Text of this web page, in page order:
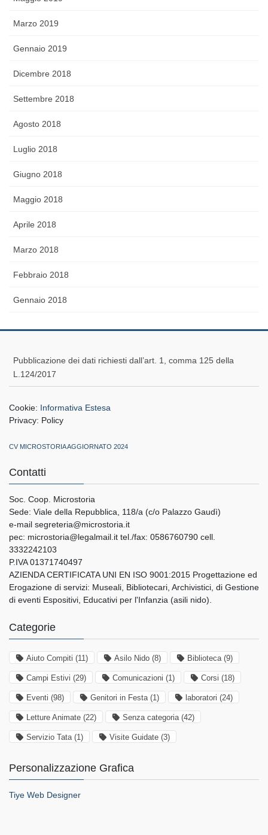
Marzo 2019
Gennaio 2019
Dicembre 2018
Settembre 2018
Agosto 2018
Luglio 2018
Giugno 2018
Maggio 2018
Aprile 2018
Marzo 2018
Febbraio 2018
Gennaio 2018
Pubblicazione dei dati richiesti dall’art. 1, comma 125 della
L.124/2017
Cookie: Informativa Estesa
Privacy: Policy
CV MICROSTORIA AGGIORNATO 2024
Contatti
Soc. Coop. Microstoria
Sede: Viale della Repubblica, 118/a (c/o Palazzo Gaudì)
e-mail segreteria@microstoria.it
pec: microstoria@legalmail.it tel./fax: 0586760790 cell.
3332242103
P.IVA 01371740497
AZIENDA CERTIFICATA UNI EN ISO 9001:2015 Progettazione ed
Erogazione di servizi: Museali, Bibliotecari, Archivistici, di Gestione
di eventi Espositivi, Educativi per l'Infanzia (asili nido).
Categorie
Aiuto Compiti (11) Asilo Nido (8) Biblioteca(9)
Campi Estivi (29) Comunicazioni (1) Corsi (18)
Eventi (98) Genitori in Festa(1) laboratori (24)
Letture Animate (22) Senza categoria(42)
Servizio Tata(1) Visite Guidate (3)
Personalizzazione Grafica
Tiye Web Designer